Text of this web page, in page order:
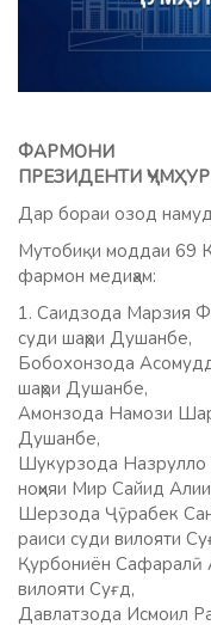
ФАРМОНИ
ПРЕЗИДЕНТИ
Дар бораи озод
Мутобиқи моддаи 69
фармон медиҳам:
1. Саидзода Марзия
суди шаҳри Душанбе,
Бобохонзода
шаҳри Душанбе,
Амонзода Намози
Душанбе,
Шукурзода Назрулло
ноҳияи Мир Сайид
Шерзода Ҷӯрабек
раиси суди вилояти
Қурбониён Сафаралӣ
вилояти Суғд,
Давлатзода Исмоил